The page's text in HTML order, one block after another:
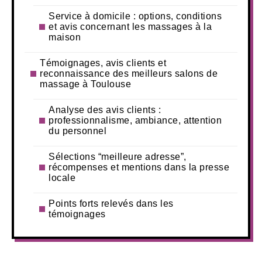
Service à domicile : options, conditions
et avis concernant les massages à la
maison
Témoignages, avis clients et
reconnaissance des meilleurs salons de
massage à Toulouse
Analyse des avis clients :
professionnalisme, ambiance, attention
du personnel
Sélections “meilleure adresse”,
récompenses et mentions dans la presse
locale
Points forts relevés dans les
témoignages